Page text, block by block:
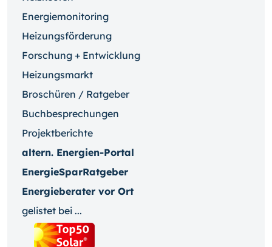
Energiemonitoring
Heizungsförderung
Forschung + Entwicklung
Heizungsmarkt
Broschüren / Ratgeber
Buchbesprechungen
Projektberichte
altern. Energien-Portal
EnergieSparRatgeber
Energieberater vor Ort
gelistet bei ...